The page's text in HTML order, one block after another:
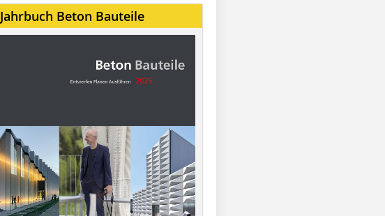
Jahrbuch Beton Bauteile